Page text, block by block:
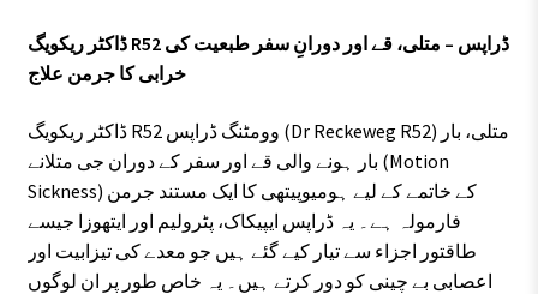
ڈاکٹر ریکویگ R52 ڈراپس – متلی، قے اور دورانِ سفر طبعیت کی
خرابی کا جرمن علاج
ڈاکٹر ریکویگ R52 وومٹنگ ڈراپس (Dr Reckeweg R52) متلی، بار
بار ہونے والی قے اور سفر کے دوران جی متلانے (Motion
Sickness) کے خاتمے کے لیے ہومیوپیتھی کا ایک مستند جرمن
فارمولہ ہے۔ یہ ڈراپس ایپیکاک، پٹرولیم اور ایتھوزا جیسے
طاقتور اجزاء سے تیار کیے گئے ہیں جو معدے کی تیزابیت اور
اعصابی بے چینی کو دور کرتے ہیں۔ یہ خاص طور پر ان لوگوں